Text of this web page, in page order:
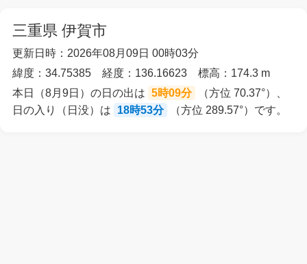
三重県 伊賀市
更新日時：2026年08月09日 00時03分
緯度：34.75385 経度：136.16623 標高：174.3 m
本日（8月9日）の日の出は 5時09分
（方位 70.37°）、
日の入り（日没）は
18時53分 （方位 289.57°）です。